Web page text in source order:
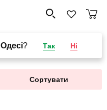
Одесі? Так Ні
Сортувати